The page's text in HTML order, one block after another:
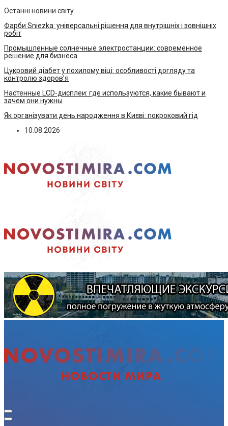
Останні новини світу
Фарби Sniezka: універсальні рішення для внутрішніх і зовнішніх
робіт
Промышленные солнечные электростанции: современное
решение для бизнеса
Цукровий діабет у похилому віці: особливості догляду та
контролю здоров’я
Настенные LCD-дисплеи: где используются, какие бывают и
зачем они нужны
Як організувати день народження в Києві: покроковий гід
10.08.2026